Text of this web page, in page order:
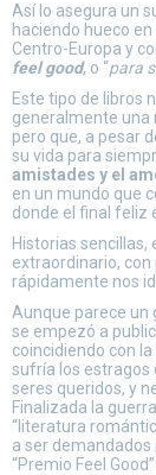
Así lo asegura un
haciendo hueco
Centro-Europa y
feel good, o “para
Este tipo de libros
generalmente una
pero que, a pesar
su vida para
amistades y el
en un mundo que
donde el final feliz
Historias sencillas,
extraordinario,
rápidamente nos
Aunque parece un
se empezó a
coincidiendo con
sufría los estragos
seres queridos, y
Finalizada la
“literatura
a ser demandados
“Premio Feel